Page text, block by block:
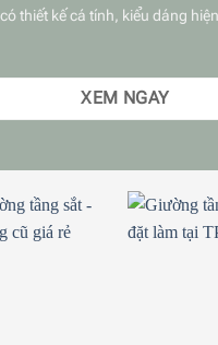
thiết kế cá tính, kiểu dáng hiện
XEM NGAY